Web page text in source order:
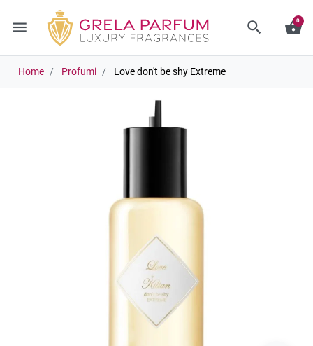
menu search shopping_basket
0
Home Profumi Love don't be shy Extreme